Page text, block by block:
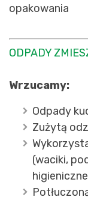
opakowania
ODPADY
Wrzucamy:
Odpady
Zużytą
(waciki,